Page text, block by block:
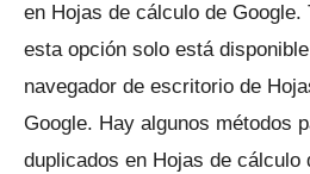
en Hojas de cálculo de Google.
esta opción solo está
navegador de escritorio de
Google. Hay algunos métodos
duplicados en Hojas de cálculo